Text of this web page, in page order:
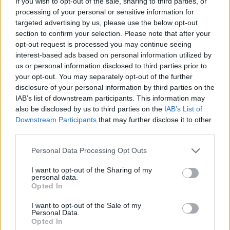
processing of your personal or sensitive information for
targeted advertising by us, please use the below opt-out
section to confirm your selection. Please note that after your
opt-out request is processed you may continue seeing
interest-based ads based on personal information utilized by
us or personal information disclosed to third parties prior to
your opt-out. You may separately opt-out of the further
disclosure of your personal information by third parties on the
IAB’s list of downstream participants. This information may
also be disclosed by us to third parties on the IAB’s List of
Downstream Participants that may further disclose it to other
Personal Data Processing Opt Outs
I want to opt-out of the Sharing of my
personal data.
Opted In
I want to opt-out of the Sale of my
Personal Data.
Opted In
во 18 часот, подоцна оправдувајќи се пред
пратениците велејќи: „Па, грешевме, мислевме
дека прекинот на огнот ќе започне утре, а не
денес“.
Вашингтон негира крвава иранска одмазда
Додека Рубио прогласува победа и крај на
војната пред Конгресот, ситуацијата на терен
директно му противречи. На денот на неговиот
говор, Иран изврши одмазднички напад со
балистички ракети и беспилотни летала врз
Кувајт и Бахреин, земји каде што се наоѓаат
големи американски воени бази.
Главна цел на овој напад беше Меѓународниот
државјанин беше убиен во тешкото уништување
на Терминал 1, додека најмалку 63 лица беа
успеала да пресретне 13 ракети и 17
беспилотни летала, но некои ја пробиле